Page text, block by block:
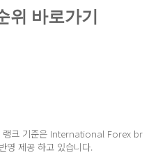
위 바로가기
랭크 기준은 International Forex br
제공 하고 있습니다.